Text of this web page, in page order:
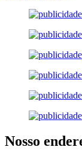
Nosso